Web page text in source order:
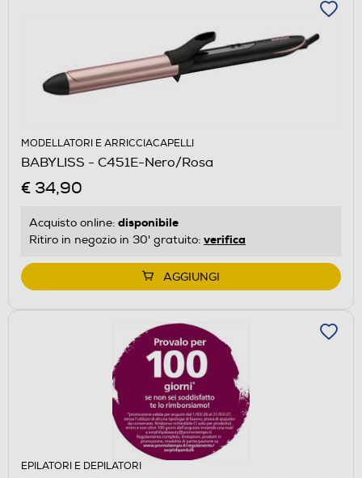
MODELLATORI E ARRICCIACAPELLI
BABYLISS - C451E-Nero/Rosa
€ 34,90
Acquisto online: disponibile
Ritiro in negozio in 30' gratuito: verifica
AGGIUNGI
EPILATORI E DEPILATORI